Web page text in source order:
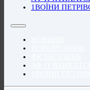
1ВОЇНИ